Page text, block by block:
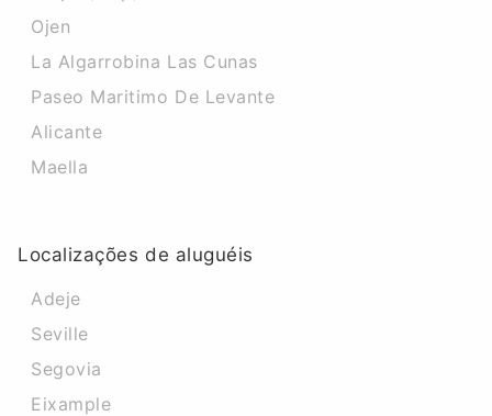
Ojen
La Algarrobina Las Cunas
Paseo Maritimo De Levante
Alicante
Maella
Localizações de aluguéis
Adeje
Seville
Segovia
Eixample